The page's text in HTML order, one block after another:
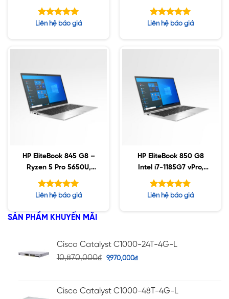
64GB DDR4, 512GB
SSD, 15.6″ FHD, Win10
Được xếp
Liên hệ báo giá
DDR4, 256GB SSD,
15.6″ FHD, Win10
Được xếp
Liên hệ báo giá
HP EliteBook 845 G8 –
Ryzen 5 Pro 5650U,
64GB, 256GB SSD, 14″
Được xếp
5 sao
Liên hệ báo giá
HP EliteBook 850 G8
Intel i7-1185G7 vPro,
16GB, 256GB SSD,
Được xếp
Liên hệ báo giá
SẢN PHẨM KHUYẾN MÃI
Cisco Catalyst C1000-24T-4G-L
10,870,000₫ 9,970,000₫
Cisco Catalyst C1000-48T-4G-L